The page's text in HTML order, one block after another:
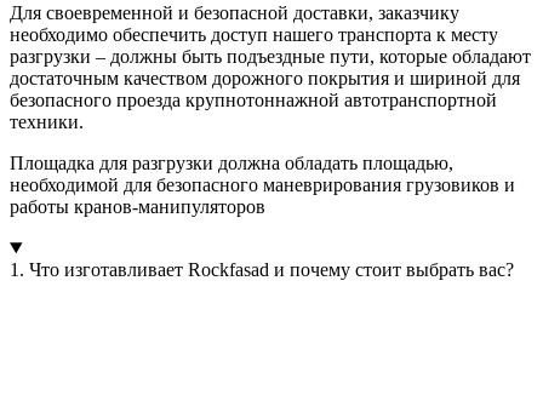
Для своевременной и безопасной доставки, заказчику
необходимо обеспечить доступ нашего транспорта к месту
разгрузки – должны быть подъездные пути, которые обладают
достаточным качеством дорожного покрытия и шириной для
безопасного проезда крупнотоннажной автотранспортной
техники.
Площадка для разгрузки должна обладать площадью,
необходимой для безопасного маневрирования грузовиков и
работы кранов-манипуляторов
1. Что изготавливает Rockfasad и почему стоит выбрать вас?